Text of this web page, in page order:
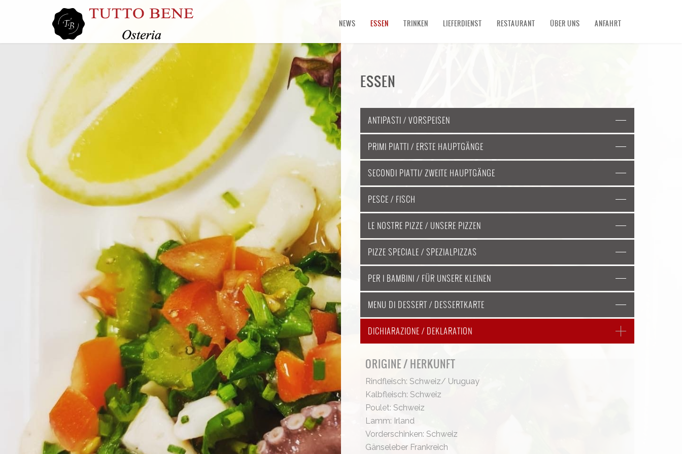
NEWS ESSEN TRINKEN LIEFERDIENST RESTAURANT ÜBER UNS ANFAHRT
ESSEN
ANTIPASTI / VORSPEISEN
PRIMI PIATTI / ERSTE HAUPTGÄNGE
SECONDI PIATTI/ ZWEITE HAUPTGÄNGE
PESCE / FISCH
LE NOSTRE PIZZE / UNSERE PIZZEN
PIZZE SPECIALE / SPEZIALPIZZAS
PER I BAMBINI / FÜR UNSERE KLEINEN
MENU DI DESSERT / DESSERTKARTE
DICHIARAZIONE / DEKLARATION
ORIGINE / HERKUNFT
Rindfleisch: Schweiz/ Uruguay
Kalbfleisch: Schweiz
Poulet: Schweiz
Lamm: Irland
Vorderschinken: Schweiz
Gänseleber Frankreich